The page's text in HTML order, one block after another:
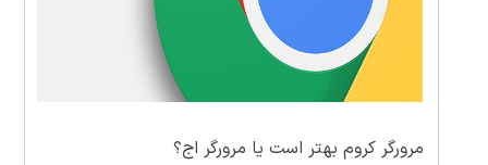
مرورگر کروم بهتر است یا مرورگر اج؟